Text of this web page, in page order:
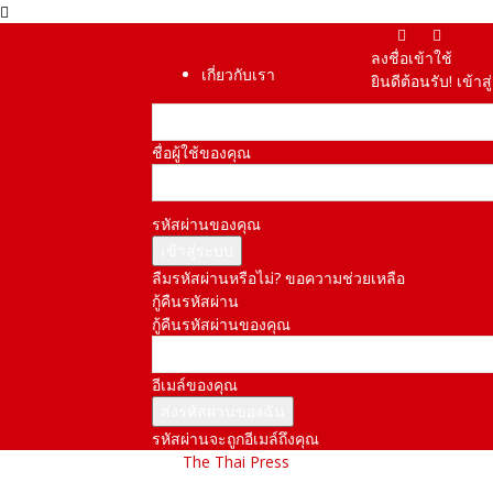
เกี่ยวกับเรา
ลงชื่อเข้าใช้
ยินดีต้อนรับ! เข้
ชื่อผู้ใช้ของคุณ
รหัสผ่านของคุณ
ลืมรหัสผ่านหรือไม่? ขอความช่วยเหลือ
กู้คืนรหัสผ่าน
กู้คืนรหัสผ่านของคุณ
อีเมล์ของคุณ
รหัสผ่านจะถูกอีเมล์ถึงคุณ
The Thai Press